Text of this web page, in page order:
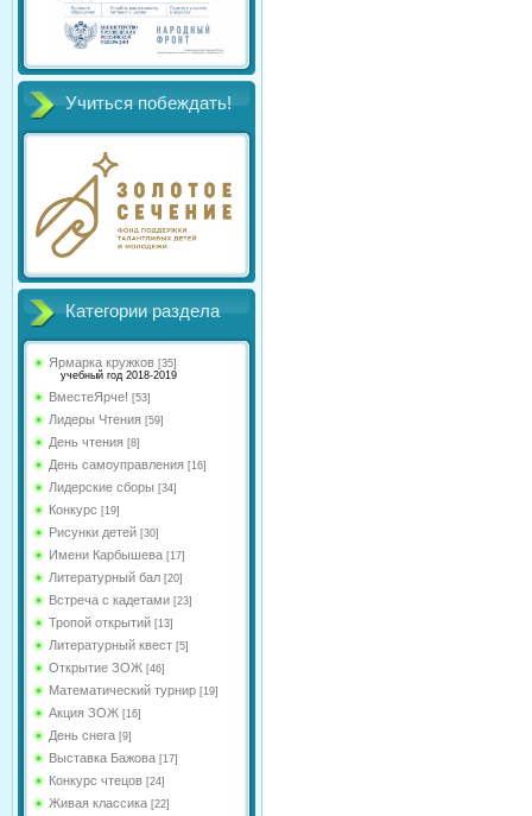
Учиться побеждать!
Категории раздела
Ярмарка кружков [35]
учебный год 2018-2019
ВместеЯрче! [53]
Лидеры Чтения [59]
День чтения [8]
День самоуправления [16]
Лидерские сборы [34]
Конкурс [19]
Рисунки детей [30]
Имени Карбышева [17]
Литературный бал [20]
Встреча с кадетами [23]
Тропой открытий [13]
Литературный квест [5]
Открытие ЗОЖ [46]
Математический турнир [19]
Акция ЗОЖ [16]
День снега [9]
Выставка Бажова [17]
Конкурс чтецов [24]
Живая классика [22]